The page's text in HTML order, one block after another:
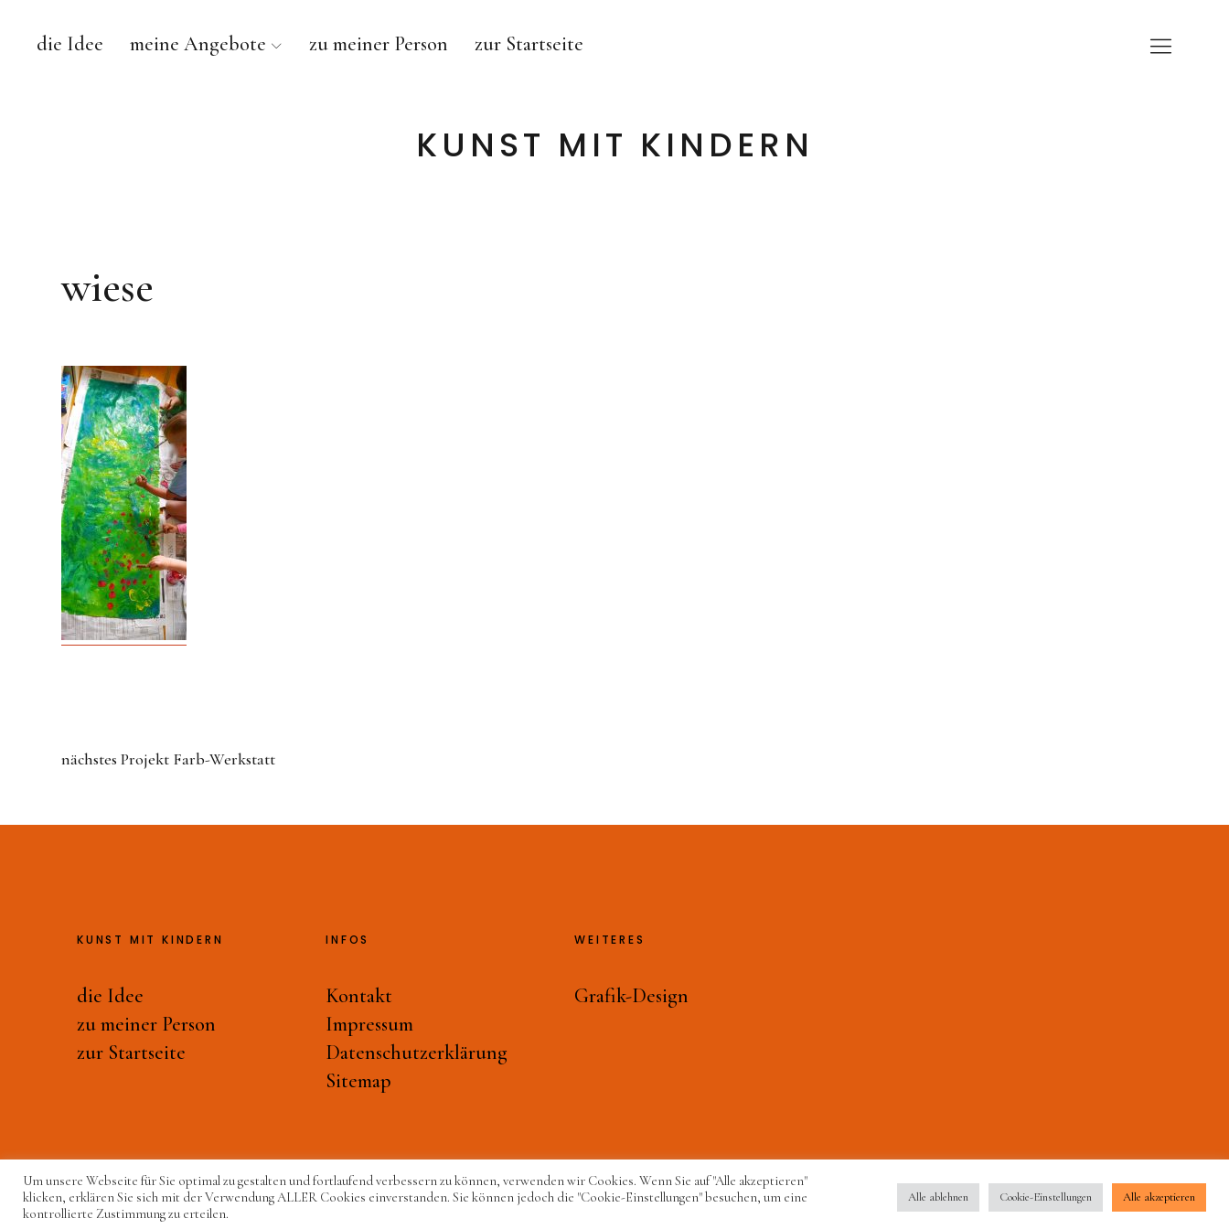
die Idee meine Angebote zu meiner Person zur Startseite
KUNST MIT KINDERN
wiese
nächstes Projekt Farb-Werkstatt
KUNST MIT KINDERN
die Idee
zu meiner Person
zur Startseite
INFOS
Kontakt
Impressum
Datenschutzerklärung
Sitemap
WEITERES
Grafik-Design
© 2024 Kunst mit Kindern – Maja Burggaller
Um unsere Webseite für Sie optimal zu gestalten und fortlaufend verbessern zu können, verwenden wir Cookies. Wenn Sie auf "Alle akzeptieren"
klicken, erklären Sie sich mit der Verwendung ALLER Cookies einverstanden. Sie können jedoch die "Cookie-Einstellungen" besuchen, um eine
kontrollierte Zustimmung zu erteilen.
Alle ablehnen Cookie-Einstellungen Alle akzeptieren